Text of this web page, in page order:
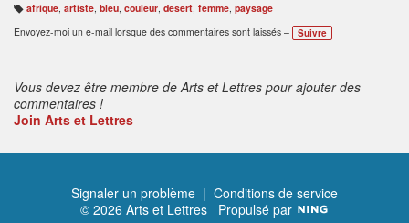
B
ali
s
afrique, artiste, bleu, couleur, desert, femme, paysage
Envoyez-moi un e-mail lorsque des commentaires sont laissés –
Suivre
Vous devez être membre de Arts et Lettres pour ajouter des
commentaires !
Join Arts et Lettres
Signaler un problème | Conditions de service
© 2026 Arts et Lettres Propulsé par